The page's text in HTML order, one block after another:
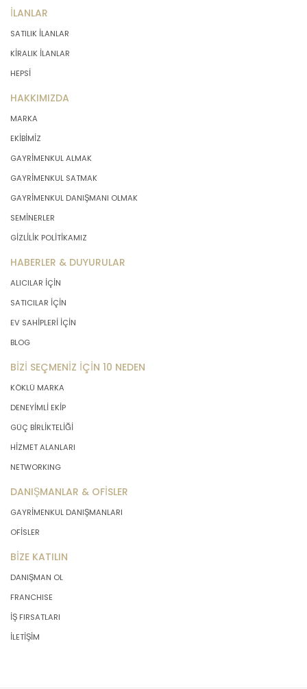
İLANLAR
SATILIK İLANLAR
KİRALIK İLANLAR
HEPSİ
HAKKIMIZDA
MARKA
EKİBİMİZ
GAYRİMENKUL ALMAK
GAYRİMENKUL SATMAK
GAYRİMENKUL DANIŞMANI OLMAK
SEMİNERLER
GİZLİLİK POLİTİKAMIZ
HABERLER & DUYURULAR
ALICILAR İÇİN
SATICILAR İÇİN
EV SAHİPLERİ İÇİN
BLOG
BİZİ SEÇMENİZ İÇİN 10 NEDEN
KÖKLÜ MARKA
DENEYİMLİ EKİP
GÜÇ BİRLİKTELİĞİ
HİZMET ALANLARI
NETWORKING
DANIŞMANLAR & OFİSLER
GAYRİMENKUL DANIŞMANLARI
OFİSLER
BİZE KATILIN
DANIŞMAN OL
FRANCHISE
İŞ FIRSATLARI
İLETİŞİM